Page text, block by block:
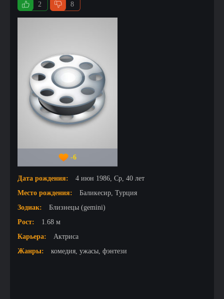
2 8
-6
Дата рождения:
4 июн 1986, Ср, 40 лет
Место рождения:
Баликесир, Турция
Зодиак:
Близнецы (gemini)
Рост:
1.68 м
Карьера:
Актриса
Жанры:
комедия, ужасы, фэнтези